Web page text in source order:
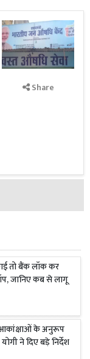
Share
तो बैंक लॉक कर
जानिए कब से लागू
के अनुरूप
ने दिए बड़े निर्देश